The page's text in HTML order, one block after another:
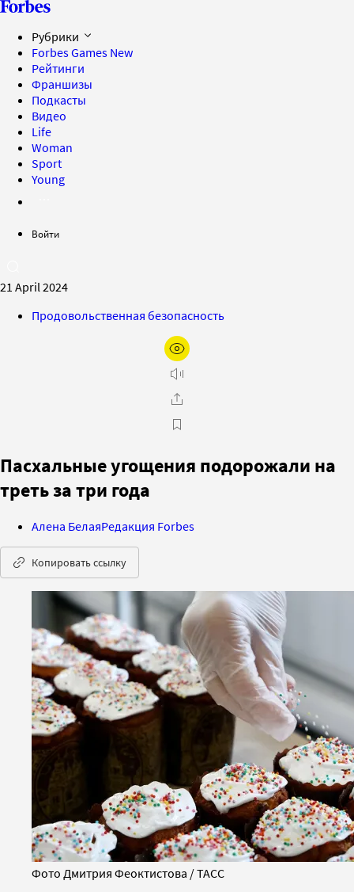
Рубрики
Forbes Games New
Рейтинги
Франшизы
Подкасты
Видео
Life
Woman
Sport
Young
Войти
21 April 2024
Продовольственная безопасность
Пасхальные угощения подорожали на
треть за три года
Алена БелаяРедакция Forbes
Копировать ссылку
Фото Дмитрия Феоктистова / ТАСС